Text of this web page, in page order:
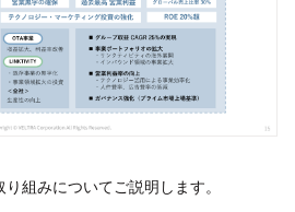
組みについてご説明します。